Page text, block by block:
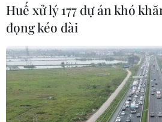
Huế xử lý 177 dự án khó
đọng kéo dài